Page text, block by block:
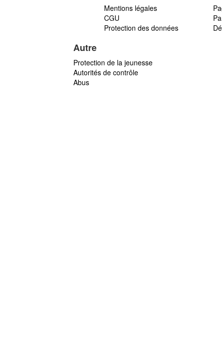
Mentions légales
CGU
Protection des données
Autre
Protection de la jeunesse
Autorités de contrôle
Abus